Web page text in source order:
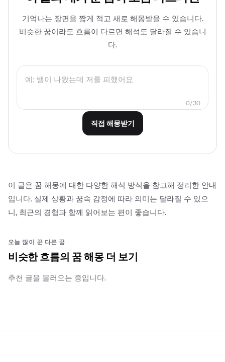
기억나는 장면을 짧게 적고 새로 해몽받을 수 있습니다.
비슷한 꿈이라도 흐름이 다르면 해석도 달라질 수 있습니
다.
0/30
직접 해몽받기
이 글은 꿈 해몽에 대한 다양한 해석 방식을 참고해 정리한 안내
입니다. 실제 상황과 꿈속 감정에 따라 의미는 달라질 수 있으
니, 최근의 경험과 함께 읽어보는 편이 좋습니다.
오늘 많이 꾼 다른 꿈
비슷한 흐름의 꿈 해몽 더 보기
추천 글을 불러오는 중입니다.